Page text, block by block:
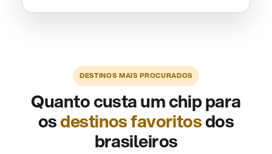
DESTINOS MAIS PROCURADOS
Quanto custa um chip para
osdestinos favoritosdos
brasileiros